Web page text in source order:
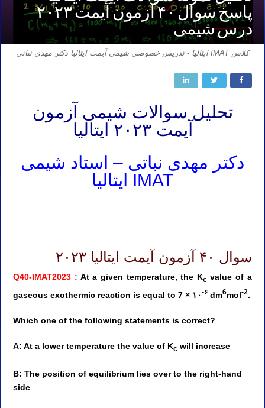
پاسخ سوال ۴۰ آزمون آیمت ۲۰۲۳
درس شیمی
کلاس IMAT ایتالیا - تدریس خصوصی شیمی آیمت ایتالیا دکتر مهدی نباتی
تحلیل سوالات شیمی آزمون
آیمت ۲۰۲۳ ایتالیا
دکتر مهدی نباتی – استاد شیمی
IMAT ایتالیا
سوال ۴۰ آزمون آیمت ایتالیا ۲۰۲۳
Q40-IMAT2023 : At a given temperature, the Kcvalue of a
gaseous exothermic reaction is equal to 7 × ۱۰-۶ dm6mol-2.
Which one of the following statements is correct?
A: At a lower temperature the value of Kc will increase
B: The position of equilibrium lies over to the right-hand
side